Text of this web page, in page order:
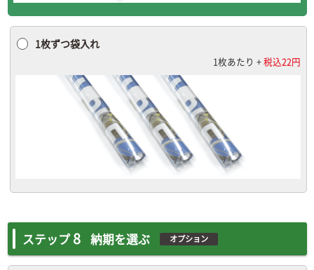
1枚ずつ袋入れ
1枚あたり +税込22円
ステップ8 納期を選ぶ オプション